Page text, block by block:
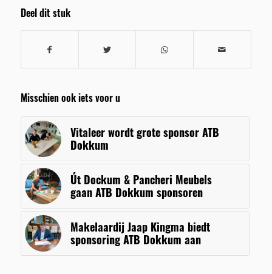
Deel dit stuk
Misschien ook iets voor u
Vitaleer wordt grote sponsor ATB
Dokkum
Út Dockum & Pancheri Meubels
gaan ATB Dokkum sponsoren
Makelaardij Jaap Kingma biedt
sponsoring ATB Dokkum aan